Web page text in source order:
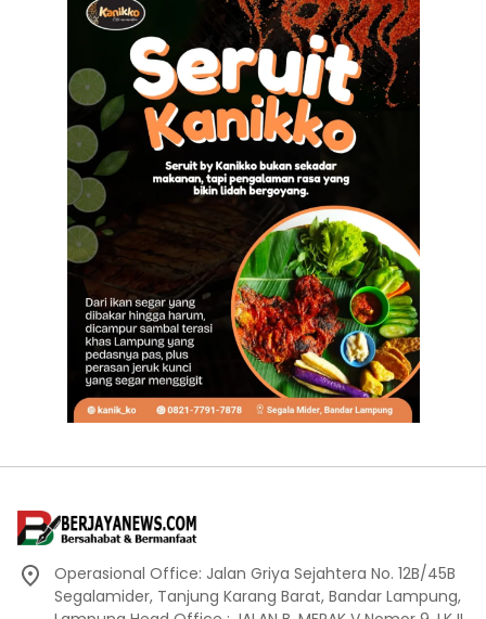
Operasional Office: Jalan Griya Sejahtera No. 12B/45B
Segalamider, Tanjung Karang Barat, Bandar Lampung,